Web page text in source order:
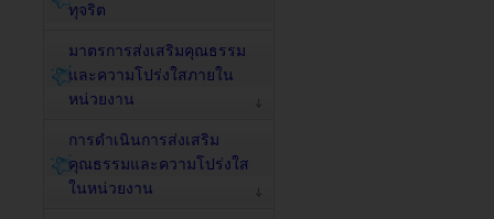
ทุจริต
มาตรการส่งเสริมคุณธรรม
และความโปร่งใสภายใน
หน่วยงาน
การดำเนินการส่งเสริม
คุณธรรมและความโปร่งใส
ในหน่วยงาน